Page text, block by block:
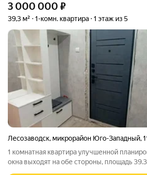
3 000 000 ₽
39,3 м² 1-комн. квартира 1 этаж из 5
Лесозаводск, микрорайон Юго-Западный,
1 комнатная квартира улучшенной
окна выходят на обе стороны, площадь